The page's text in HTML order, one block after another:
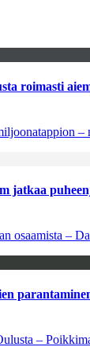
roimasti
–
jatkaa
osaamista –
–